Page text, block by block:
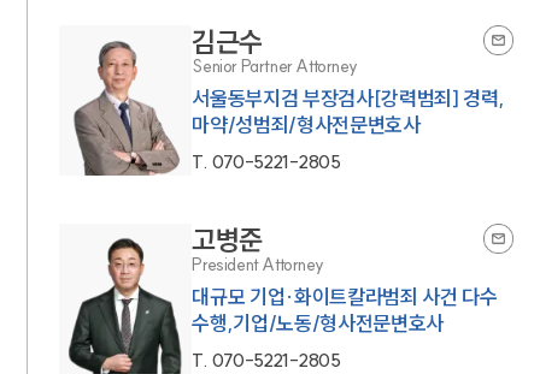
김근수
Senior Partner Attorney
서울동부지검 부장검사[강력범죄] 경력,
마약/성범죄/형사전문변호사
T. 070-5221-2805
고병준
President Attorney
대규모 기업·화이트칼라범죄 사건 다수
수행,기업/노동/형사전문변호사
T. 070-5221-2805